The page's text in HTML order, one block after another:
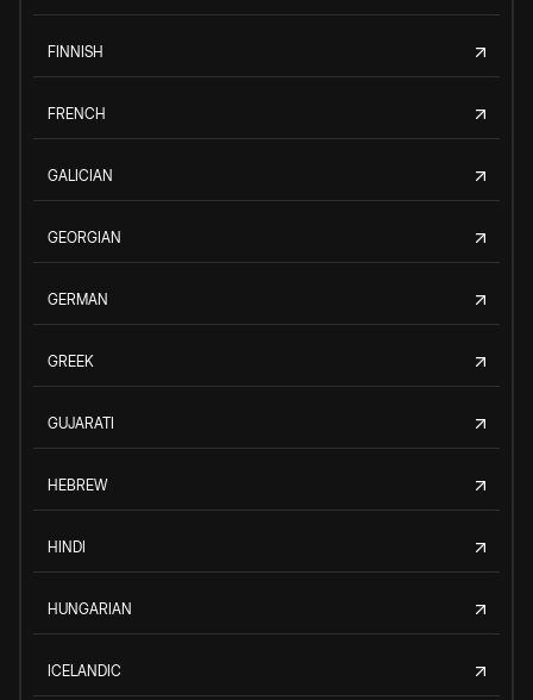
FINNISH
FRENCH
GALICIAN
GEORGIAN
GERMAN
GREEK
GUJARATI
HEBREW
HINDI
HUNGARIAN
ICELANDIC